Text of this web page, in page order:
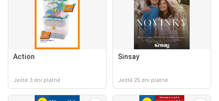
Action
Ještě 3 dní platné
Sinsay
Ještě 25 dní platné